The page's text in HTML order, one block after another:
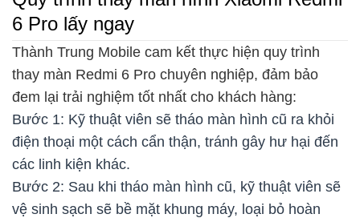
6 Pro lấy ngay
Thành Trung Mobile cam kết thực hiện quy trình
thay màn Redmi 6 Pro chuyên nghiệp, đảm bảo
đem lại trải nghiệm tốt nhất cho khách hàng:
Bước 1: Kỹ thuật viên sẽ tháo màn hình cũ ra khỏi
điện thoại một cách cẩn thận, tránh gây hư hại đến
các linh kiện khác.
Bước 2: Sau khi tháo màn hình cũ, kỹ thuật viên sẽ
vệ sinh sạch sẽ bề mặt khung máy, loại bỏ hoàn